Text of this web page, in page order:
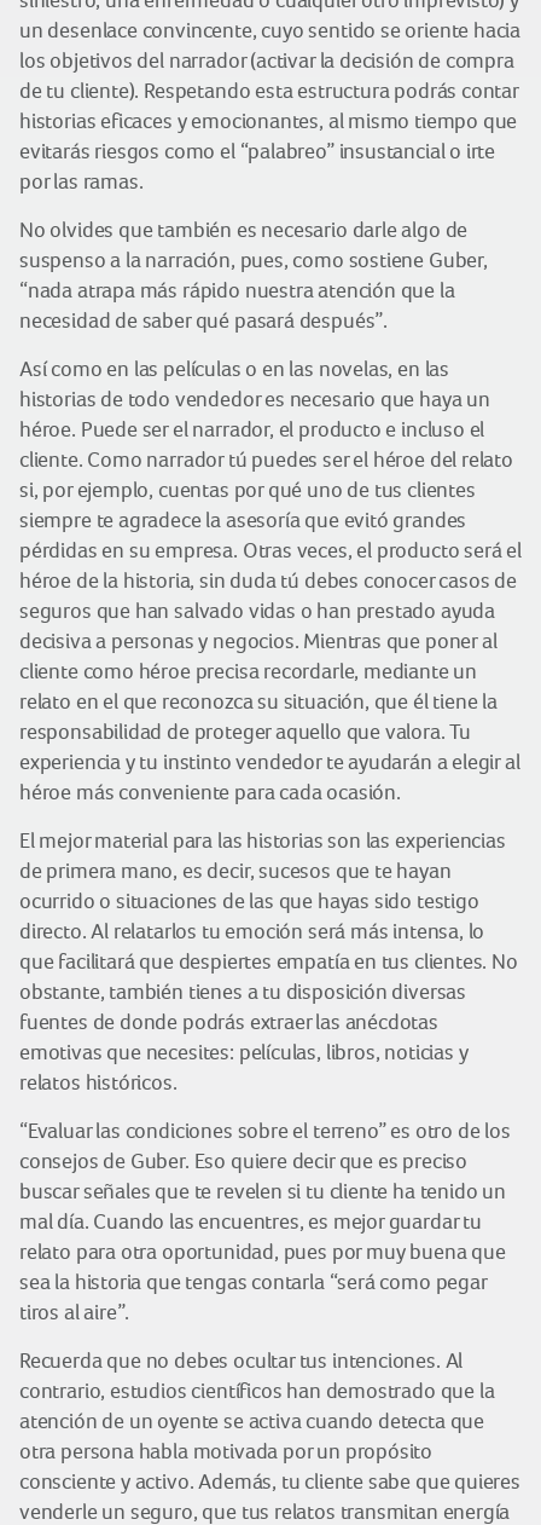
un desenlace convincente, cuyo sentido se oriente hacia
los objetivos del narrador (activar la decisión de compra
de tu cliente). Respetando esta estructura podrás contar
historias eficaces y emocionantes, al mismo tiempo que
evitarás riesgos como el “palabreo” insustancial o irte
por las ramas.
No olvides que también es necesario darle algo de
suspenso a la narración, pues, como sostiene Guber,
“nada atrapa más rápido nuestra atención que la
necesidad de saber qué pasará después”.
Así como en las películas o en las novelas, en las
historias de todo vendedor es necesario que haya un
héroe. Puede ser el narrador, el producto e incluso el
cliente. Como narrador tú puedes ser el héroe del relato
si, por ejemplo, cuentas por qué uno de tus clientes
siempre te agradece la asesoría que evitó grandes
pérdidas en su empresa. Otras veces, el producto será el
héroe de la historia, sin duda tú debes conocer casos de
seguros que han salvado vidas o han prestado ayuda
decisiva a personas y negocios. Mientras que poner al
cliente como héroe precisa recordarle, mediante un
relato en el que reconozca su situación, que él tiene la
responsabilidad de proteger aquello que valora. Tu
experiencia y tu instinto vendedor te ayudarán a elegir al
héroe más conveniente para cada ocasión.
El mejor material para las historias son las experiencias
de primera mano, es decir, sucesos que te hayan
ocurrido o situaciones de las que hayas sido testigo
directo. Al relatarlos tu emoción será más intensa, lo
que facilitará que despiertes empatía en tus clientes. No
obstante, también tienes a tu disposición diversas
fuentes de donde podrás extraer las anécdotas
emotivas que necesites: películas, libros, noticias y
relatos históricos.
“Evaluar las condiciones sobre el terreno” es otro de los
consejos de Guber. Eso quiere decir que es preciso
buscar señales que te revelen si tu cliente ha tenido un
mal día. Cuando las encuentres, es mejor guardar tu
relato para otra oportunidad, pues por muy buena que
sea la historia que tengas contarla “será como pegar
tiros al aire”.
Recuerda que no debes ocultar tus intenciones. Al
contrario, estudios científicos han demostrado que la
atención de un oyente se activa cuando detecta que
otra persona habla motivada por un propósito
consciente y activo. Además, tu cliente sabe que quieres
venderle un seguro, que tus relatos transmitan energía